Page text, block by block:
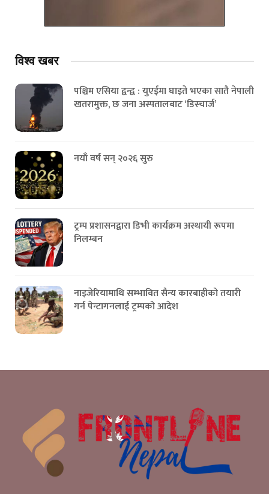
विश्वखबर
पश्चिम एसिया द्वन्द्व : युएईमा घाइते भएका सातै नेपाली
खतरामुक्त, छ जना अस्पतालबाट ‘डिस्चार्ज’
नयाँ वर्ष सन् २०२६ सुरु
ट्रम्प प्रशासनद्वारा डिभी कार्यक्रम अस्थायी रूपमा
निलम्बन
नाइजेरियामाथि सम्भावित सैन्य कारबाहीको तयारी
गर्न पेन्टागनलाई ट्रम्पको आदेश